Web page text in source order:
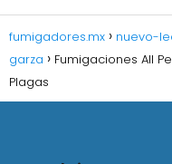
fumigadores.mx nuevo-
garza
Fumigaciones All
Plagas